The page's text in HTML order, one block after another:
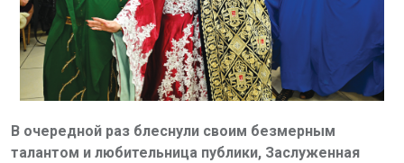
В очередной раз блеснули своим безмерным
талантом и любительница публики, Заслуженная